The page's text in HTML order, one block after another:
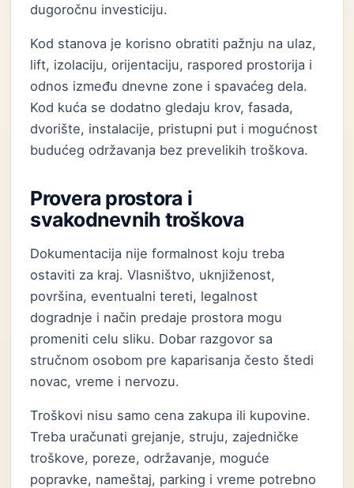
dugoročnu investiciju.
Kod stanova je korisno obratiti pažnju na ulaz,
lift, izolaciju, orijentaciju, raspored prostorija i
odnos između dnevne zone i spavaćeg dela.
Kod kuća se dodatno gledaju krov, fasada,
dvorište, instalacije, pristupni put i mogućnost
budućeg održavanja bez prevelikih troškova.
Provera prostora i
svakodnevnih troškova
Dokumentacija nije formalnost koju treba
ostaviti za kraj. Vlasništvo, uknjiženost,
površina, eventualni tereti, legalnost
dogradnje i način predaje prostora mogu
promeniti celu sliku. Dobar razgovor sa
stručnom osobom pre kaparisanja često štedi
novac, vreme i nervozu.
Troškovi nisu samo cena zakupa ili kupovine.
Treba uračunati grejanje, struju, zajedničke
troškove, poreze, održavanje, moguće
popravke, nameštaj, parking i vreme potrebno